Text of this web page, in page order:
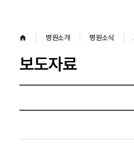
보도자료
병원소개 병원소식